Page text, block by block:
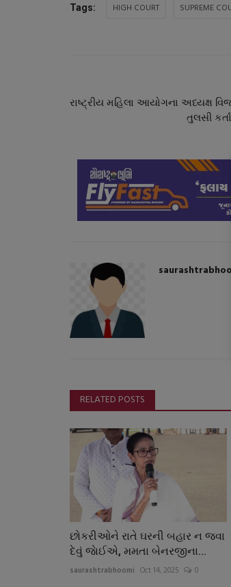
Tags: HIGH COURT SUPREME
રાષ્ટ્રીય મહિલા આયોગના અધ્યક્ષ
તુલસી
RELATED POSTS
છોકરીઓને રાતે ઘરની બહાર ન જવા
દેવું જાેઈએ, મમતા બેનરજીના...
saurashtrabhoomi Oct 14, 2025 0
ઉના તાલુકાના ગરાળ
ઝડપાયા
saurashtrabhoomi Jul 27, 2026